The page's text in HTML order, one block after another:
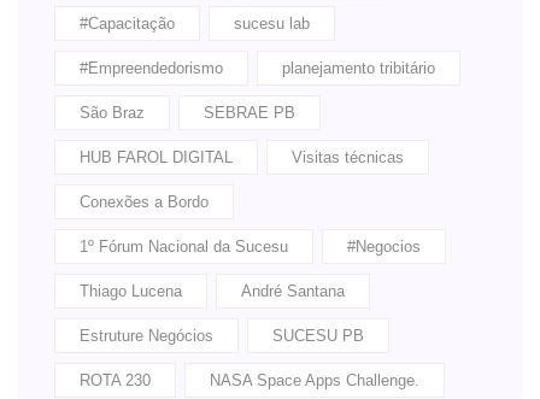
#Capacitação sucesu lab
#Empreendedorismo planejamento tribitário
São Braz SEBRAE PB
HUB FAROL DIGITAL Visitas técnicas
Conexões a Bordo
1º Fórum Nacional da Sucesu #Negocios
Thiago Lucena André Santana
Estruture Negócios SUCESU PB
ROTA 230 NASA Space Apps Challenge.